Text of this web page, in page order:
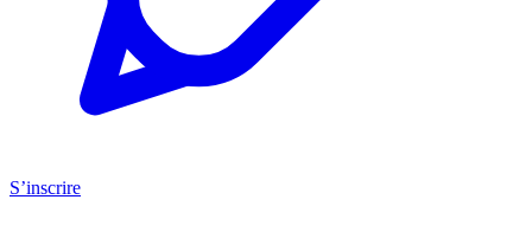
S’inscrire